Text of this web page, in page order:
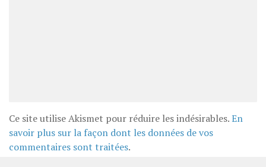
Ce site utilise Akismet pour réduire les indésirables.En
savoir plus sur la façon dont les données de vos
commentaires sont traitées.